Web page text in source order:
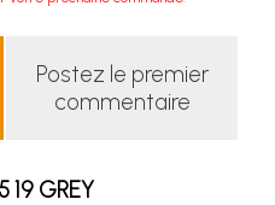
Postez le premier
commentaire
19 GREY